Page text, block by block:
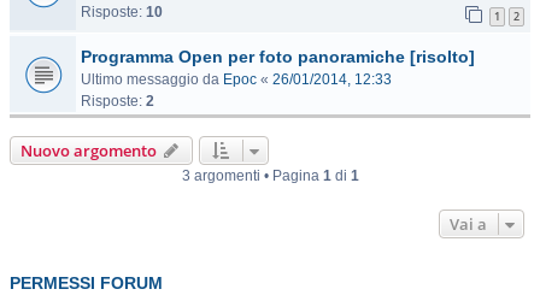
Risposte: 10 1 2
Programma Open per foto panoramiche [risolto]
Ultimo messaggio da Epoc « 26/01/2014, 12:33
Risposte: 2
Nuovo argomento
3 argomenti • Pagina 1di 1
Vai a
PERMESSI FORUM